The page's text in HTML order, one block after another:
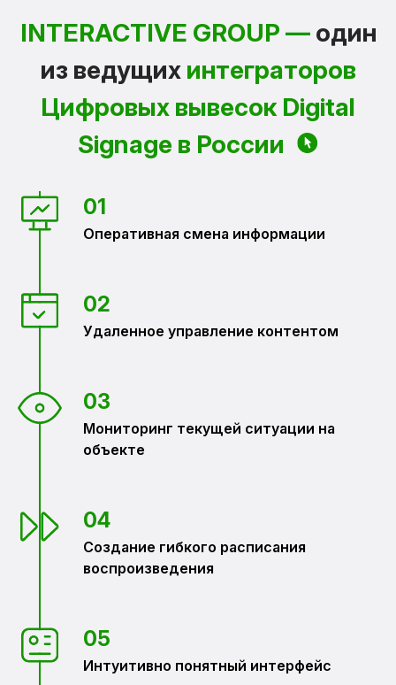
INTERACTIVE GROUP —один
из ведущих интеграторов
Цифровых вывесок Digital
Signage в России
01
Оперативная смена информации
02
Удаленное управление контентом
03
Мониторинг текущей ситуации на
объекте
04
Создание гибкого расписания
воспроизведения
05
Интуитивно понятный интерфейс